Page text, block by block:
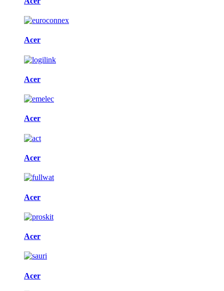
Acer
Acer
Acer
Acer
Acer
Acer
Acer